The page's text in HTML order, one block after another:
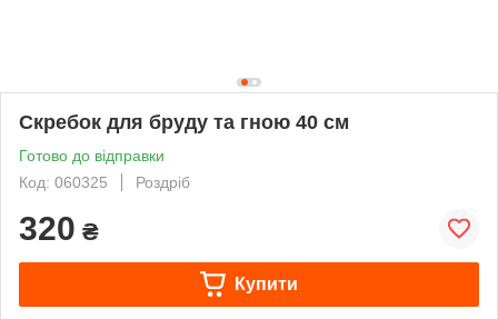
Cкребок для бруду та гною 40 см
Готово до відправки
Код: 060325
Роздріб
320 ₴
Купити